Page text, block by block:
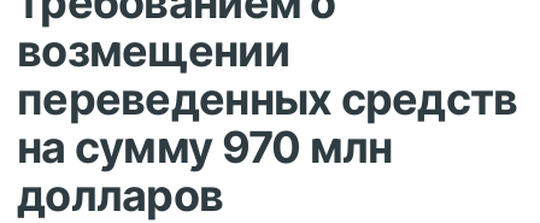
возмещении
переведенных средств
на сумму 970 млн
долларов